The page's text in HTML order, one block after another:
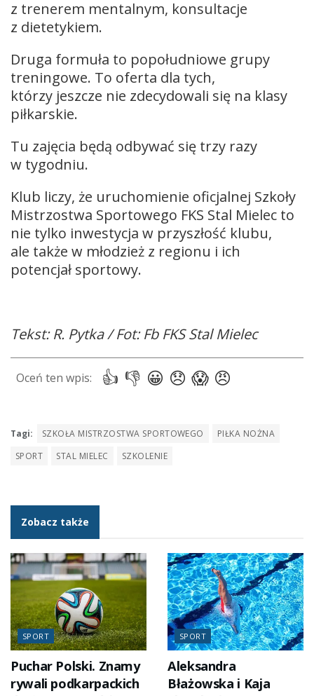
z trenerem mentalnym, konsultacje
z dietetykiem.
Druga formuła to popołudniowe grupy
treningowe. To oferta dla tych,
którzy jeszcze nie zdecydowali się na klasy
piłkarskie.
Tu zajęcia będą odbywać się trzy razy
w tygodniu.
Klub liczy, że uruchomienie oficjalnej Szkoły
Mistrzostwa Sportowego FKS Stal Mielec to
nie tylko inwestycja w przyszłość klubu,
ale także w młodzież z regionu i ich
potencjał sportowy.
Tekst: R. Pytka / Fot: Fb FKS Stal Mielec
Tagi: SZKOŁA MISTRZOSTWA SPORTOWEGO
PIŁKA NOŻNA
SPORT
STAL MIELEC SZKOLENIE
Zobacz także
SPORT
Puchar Polski. Znamy
rywali podkarpackich
SPORT
Aleksandra
Błażowska i Kaja